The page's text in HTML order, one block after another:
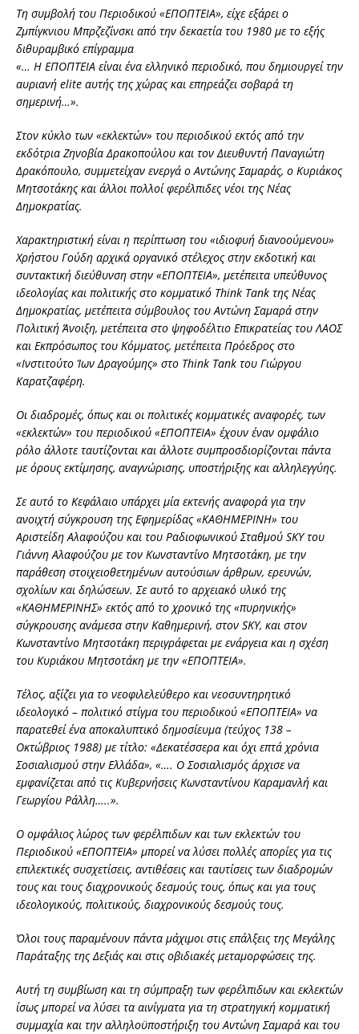
Τη συμβολή του Περιοδικού «ΕΠΟΠΤΕΙΑ», είχε εξάρει ο
Ζμπίγκνιου Μπρζεζίνσκι από την δεκαετία του 1980 με το εξής
διθυραμβικό επίγραμμα
«… Η ΕΠΟΠΤΕΙΑ είναι ένα ελληνικό περιοδικό, που δημιουργεί την
αυριανή elite αυτής της χώρας και επηρεάζει σοβαρά τη
σημερινή…».
Στον κύκλο των «εκλεκτών» του περιοδικού εκτός από την
εκδότρια Ζηνοβία Δρακοπούλου και τον Διευθυντή Παναγιώτη
Δρακόπουλο, συμμετείχαν ενεργά ο Αντώνης Σαμαράς, ο Κυριάκος
Μητσοτάκης και άλλοι πολλοί φερέλπιδες νέοι της Νέας
Δημοκρατίας.
Χαρακτηριστική είναι η περίπτωση του «ιδιοφυή διανοούμενου»
Χρήστου Γούδη αρχικά οργανικό στέλεχος στην εκδοτική και
συντακτική διεύθυνση στην «ΕΠΟΠΤΕΙΑ», μετέπειτα υπεύθυνος
ιδεολογίας και πολιτικής στο κομματικό Think Tank της Νέας
Δημοκρατίας, μετέπειτα σύμβουλος του Αντώνη Σαμαρά στην
Πολιτική Άνοιξη, μετέπειτα στο ψηφοδέλτιο Επικρατείας του ΛΑΟΣ
και Εκπρόσωπος του Κόμματος, μετέπειτα Πρόεδρος στο
«Ινστιτούτο Ίων Δραγούμης» στο Think Tank του Γιώργου
Καρατζαφέρη.
Οι διαδρομές, όπως και οι πολιτικές κομματικές αναφορές, των
«εκλεκτών» του περιοδικού «ΕΠΟΠΤΕΙΑ» έχουν έναν ομφάλιο
ρόλο άλλοτε ταυτίζονται και άλλοτε συμπροσδιορίζονται πάντα
με όρους εκτίμησης, αναγνώρισης, υποστήριξης και αλληλεγγύης.
Σε αυτό το Κεφάλαιο υπάρχει μία εκτενής αναφορά για την
ανοιχτή σύγκρουση της Εφημερίδας «ΚΑΘΗΜΕΡΙΝΗ» του
Αριστείδη Αλαφούζου και του Ραδιοφωνικού Σταθμού SKY του
Γιάννη Αλαφούζου με τον Κωνσταντίνο Μητσοτάκη, με την
παράθεση στοιχειοθετημένων αυτούσιων άρθρων, ερευνών,
σχολίων και δηλώσεων. Σε αυτό το αρχειακό υλικό της
«ΚΑΘΗΜΕΡΙΝΗΣ» εκτός από το χρονικό της «πυρηνικής»
σύγκρουσης ανάμεσα στην Καθημερινή, στον SKY, και στον
Κωνσταντίνο Μητσοτάκη περιγράφεται με ενάργεια και η σχέση
του Κυριάκου Μητσοτάκη με την «ΕΠΟΠΤΕΙΑ».
Τέλος, αξίζει για το νεοφιλελεύθερο και νεοσυντηρητικό
ιδεολογικό – πολιτικό στίγμα του περιοδικού «ΕΠΟΠΤΕΙΑ» να
παρατεθεί ένα αποκαλυπτικό δημοσίευμα (τεύχος 138 –
Οκτώβριος 1988) με τίτλο: «Δεκατέσσερα και όχι επτά χρόνια
Σοσιαλισμού στην Ελλάδα», «…. Ο Σοσιαλισμός άρχισε να
εμφανίζεται από τις Κυβερνήσεις Κωνσταντίνου Καραμανλή και
Γεωργίου Ράλλη…..».
Ο ομφάλιος λώρος των φερέλπιδων και των εκλεκτών του
Περιοδικού «ΕΠΟΠΤΕΙΑ» μπορεί να λύσει πολλές απορίες για τις
επιλεκτικές συσχετίσεις, αντιθέσεις και ταυτίσεις των διαδρομών
τους και τους διαχρονικούς δεσμούς τους, όπως και για τους
ιδεολογικούς, πολιτικούς, διαχρονικούς δεσμούς τους.
Όλοι τους παραμένουν πάντα μάχιμοι στις επάλξεις της Μεγάλης
Παράταξης της Δεξιάς και στις οβιδιακές μεταμορφώσεις της.
Αυτή τη συμβίωση και τη σύμπραξη των φερέλπιδων και εκλεκτών
ίσως μπορεί να λύσει τα αινίγματα για τη στρατηγική κομματική
συμμαχία και την αλληλοϋποστήριξη του Αντώνη Σαμαρά και του